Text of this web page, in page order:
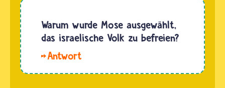
Warum wurde Mose ausgewählt,
das israelische Volk zu befreien?